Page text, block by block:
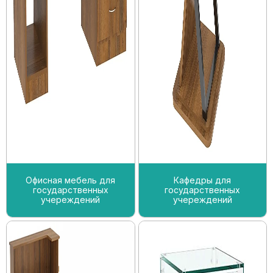
Офисная мебель для
государственных
учереждений
Кафедры для
государственных
учереждений